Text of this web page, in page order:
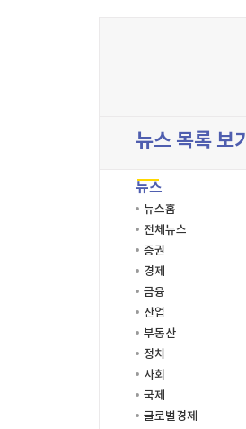
뉴스 목록 보기
뉴스
뉴스홈
전체뉴스
증권
경제
금융
산업
부동산
정치
사회
국제
글로벌경제